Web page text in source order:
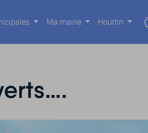
Ma mairie Hourtin